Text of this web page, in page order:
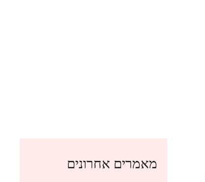
מאמרים אחרונים